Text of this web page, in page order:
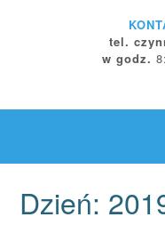
tel.
w godz.
Dzień: